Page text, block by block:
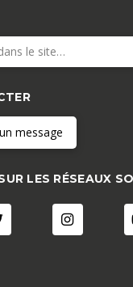
message
LES RÉSEAUX